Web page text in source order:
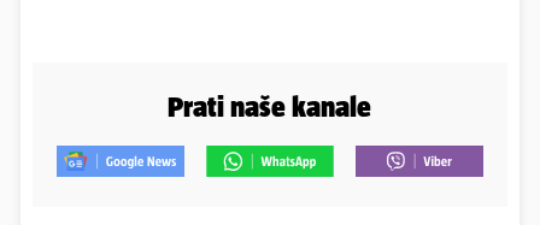
Prati naše kanale